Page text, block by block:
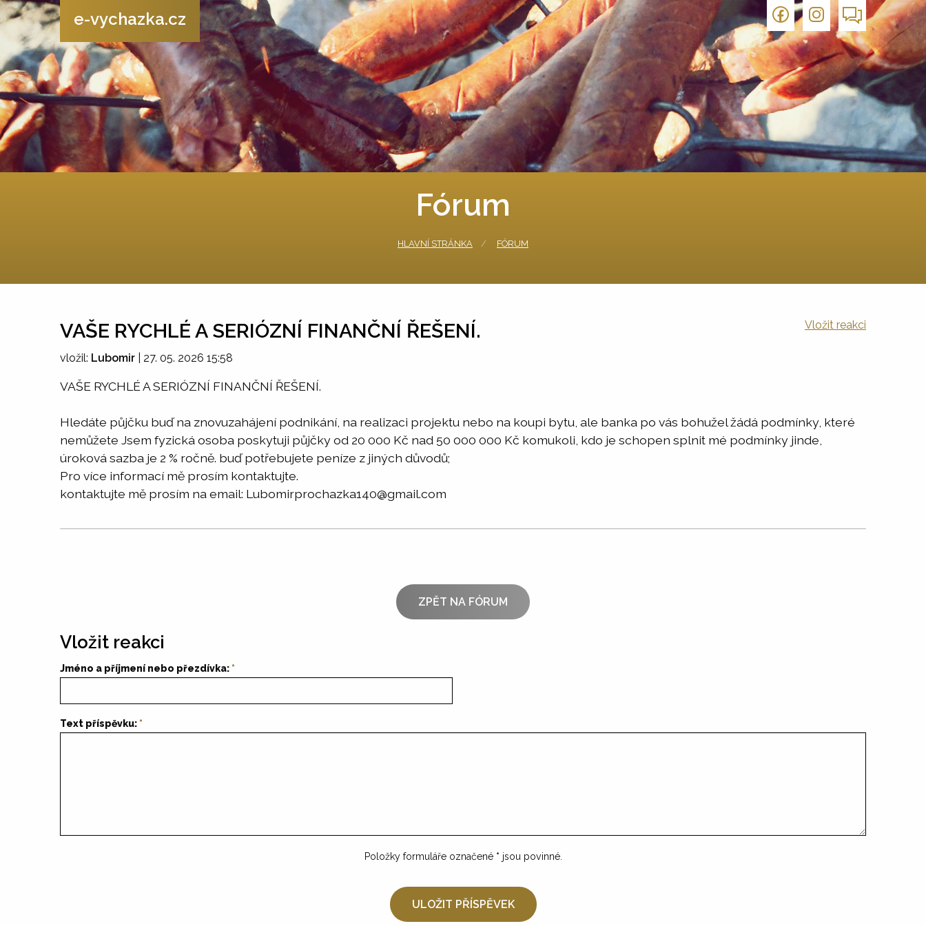
e-vychazka.cz
Fórum
HLAVNÍ STRÁNKA FÓRUM
VAŠE RYCHLÉ A SERIÓZNÍ FINANČNÍ ŘEŠENÍ. Vložit reakci
vložil: Lubomir 27. 05. 2026 15:58
VAŠE RYCHLÉ A SERIÓZNÍ FINANČNÍ ŘEŠENÍ.
Hledáte půjčku buď na znovuzahájení podnikání, na realizaci projektu nebo na koupi bytu, ale banka po vás bohužel žádá podmínky, které
nemůžete Jsem fyzická osoba poskytuji půjčky od 20 000 Kč nad 50 000 000 Kč komukoli, kdo je schopen splnit mé podmínky jinde,
úroková sazba je 2 % ročně. buď potřebujete peníze z jiných důvodů;
Pro více informací mě prosím kontaktujte.
kontaktujte mě prosím na email: Lubomirprochazka140@gmail.com
ZPĚT NA FÓRUM
Vložit reakci
Jméno a příjmení nebo přezdívka:
Text příspěvku:
Položky formuláře označené * jsou povinné.